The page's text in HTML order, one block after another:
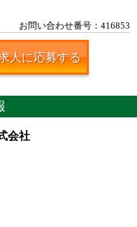
お問い合わせ番号：416853
人に応募する
会社